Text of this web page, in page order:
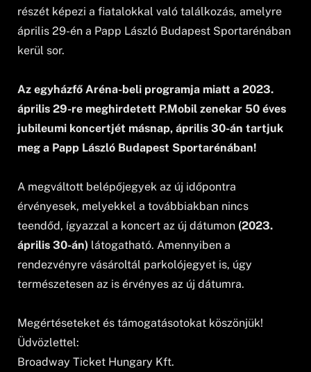
részét képezi a fiatalokkal való találkozás, amelyre
április 29-én a Papp László Budapest Sportarénában
kerül sor.
Az egyházfő Aréna-beli programja miatt a 2023.
április 29-re meghirdetett P.Mobil zenekar 50 éves
jubileumi koncertjét másnap, április 30-án tartjuk
meg a Papp László Budapest Sportarénában!
A megváltott belépőjegyek az új időpontra
érvényesek, melyekkel a továbbiakban nincs
teendőd, ígyazzal a koncert az új dátumon (2023.
április 30-án) látogatható. Amennyiben a
rendezvényre vásároltál parkolójegyet is, úgy
természetesen az is érvényes az új dátumra.
Megértéseteket és támogatásotokat köszönjük!
Üdvözlettel:
Broadway Ticket Hungary Kft.